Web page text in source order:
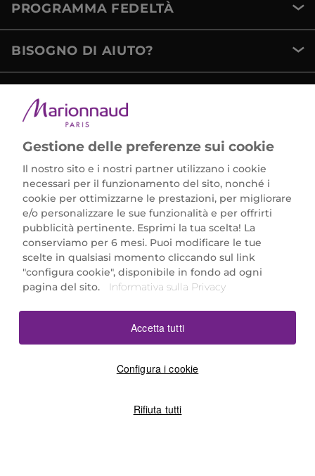
PROGRAMMA FEDELTÀ
BISOGNO DI AIUTO?
Marionnaud Parfumeries Italia S.r.l.
Largo Fiera Milano 5, 20017 Rho (MI)
REA Milano 1650024 con P.IVA 13425220152.
SCARICA LA NOSTRA APP
Gestione delle preferenze sui cookie
Il nostro sito e i nostri partner utilizzano i cookie
necessari per il funzionamento del sito, nonché i
cookie per ottimizzarne le prestazioni, per migliorare
e/o personalizzare le sue funzionalità e per offrirti
pubblicità pertinente. Esprimi la tua scelta! La
conserviamo per 6 mesi. Puoi modificare le tue
scelte in qualsiasi momento cliccando sul link
"configura cookie", disponibile in fondo ad ogni
pagina del sito.
Informativa sulla Privacy
Configura i cookie
Rifiuta tutti
Accetta tutti